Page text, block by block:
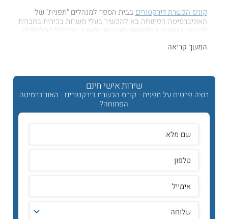
קורס הכשרת דירקטורים בבית הספר למנהלים "תפנית" של
האוניברסיטה הפתוחה בא להכשיר בעלי משרות בכירות בחברות
לקראת התקדמות למשרות דירקטור. לאורך המסלול התלמידים
אקטואליים שמעצבים את פני המשק בישראל.
מתקיים בשלוחת תל אביב. כמו כן, ניתן ללמוד במתכונת אונליין.
במהלךקורס ניהולזה, המשתתפים מתוודעים לתפקידים ולתחומי
האחריות של דירקטורים בחברות ומקבלים ידע נרחב בתחומים כמו
פיננסים, משפטים וחשבונאות. הם מתעדכנים בכללי הממשל
התאגידי ובעקרונות רגולציה ואתיקה ובוחנים גם את תפקידי
הבקרה והפיקוח שחלים על דירקטורים. כמו כן, הם מעמיקים
בהיבטים הכלכליים של הענף וכך דנים בנושאים כמו מיסוי,
תקציבים, דוחות פיננסיים והשקעות ומתמקדים בקבלת החלטות
בשוק ההוןבארץ.
מתכונת הלימוד
המשך קריאה
שירות אישי חינם
רוצה פרטים על תפנית - קורס הכשרת דירקטורים - האוניברסיטה
הפתוחה?